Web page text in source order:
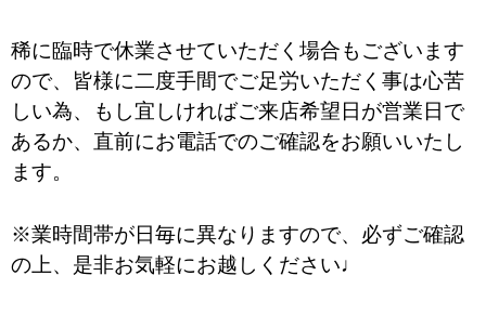
稀に臨時で休業させていただく場合もございます
ので、皆様に二度手間でご足労いただく事は心苦
しい為、もし宜しければご来店希望日が営業日で
あるか、直前にお電話でのご確認をお願いいたし
ます。
※業時間帯が日毎に異なりますので、必ずご確認
の上、是非お気軽にお越しください♩